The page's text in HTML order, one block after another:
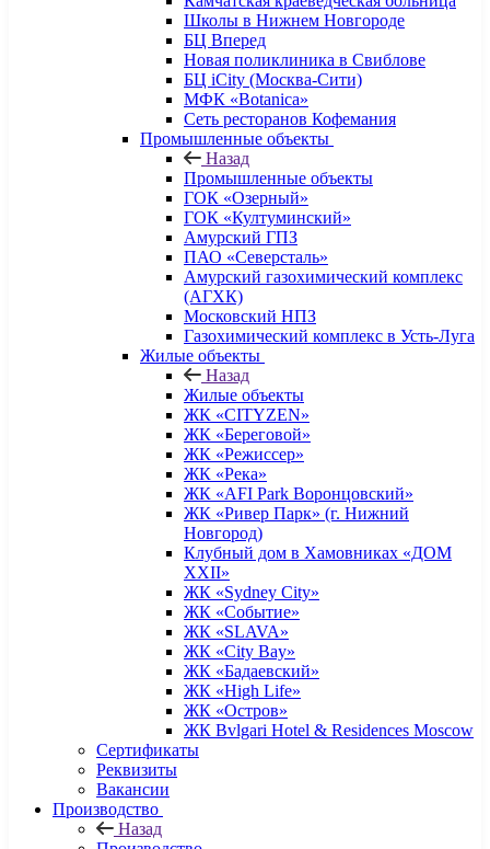
Школы в Нижнем Новгороде
БЦ Вперед
Новая поликлиника в Свиблове
БЦ iCity (Москва-Сити)
МФК «Botanica»
Сеть ресторанов Кофемания
Промышленные объекты
Назад
Промышленные объекты
ГОК «Озерный»
ГОК «Култуминский»
Амурский ГПЗ
ПАО «Северсталь»
Амурский газохимический комплекс
(АГХК)
Московский НПЗ
Газохимический комплекс в Усть-Луга
Жилые объекты
Назад
Жилые объекты
ЖК «CITYZEN»
ЖК «Береговой»
ЖК «Режиссер»
ЖК «Река»
ЖК «AFI Park Воронцовский»
ЖК «Ривер Парк» (г. Нижний
Новгород)
Клубный дом в Хамовниках «ДОМ
XXII»
ЖК «Sydney City»
ЖК «Событие»
ЖК «SLAVA»
ЖК «City Bay»
ЖК «Бадаевский»
ЖК «High Life»
ЖК «Остров»
ЖК Bvlgari Hotel & Residences Moscow
Сертификаты
Реквизиты
Вакансии
Производство
Назад